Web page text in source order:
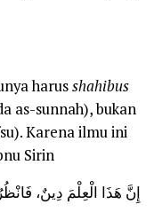
harusshahibus
as-sunnah), bukan
Karena ilmu ini
Sirin
إِنَّ هَذَا الْعِلْمَ دِينٌ،